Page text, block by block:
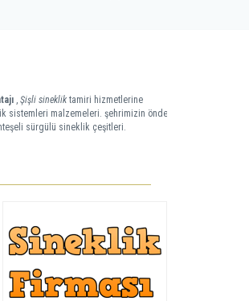
, Şişli sineklik tamiri hizmetlerine
sistemleri malzemeleri. şehrimizin önde
sürgülü sineklik çeşitleri.